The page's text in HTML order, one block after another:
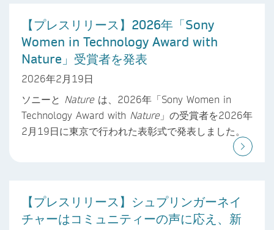
【プレスリリース】2026年「Sony
Women in Technology Award with
Nature」受賞者を発表
2026年2月19日
ソニーと Natureは、2026年「Sony Women in
Technology Award with Nature」の受賞者を2026年
2月19日に東京で行われた表彰式で発表しました。
【プレスリリース】シュプリンガーネイ
チャーはコミュニティーの声に応え、新